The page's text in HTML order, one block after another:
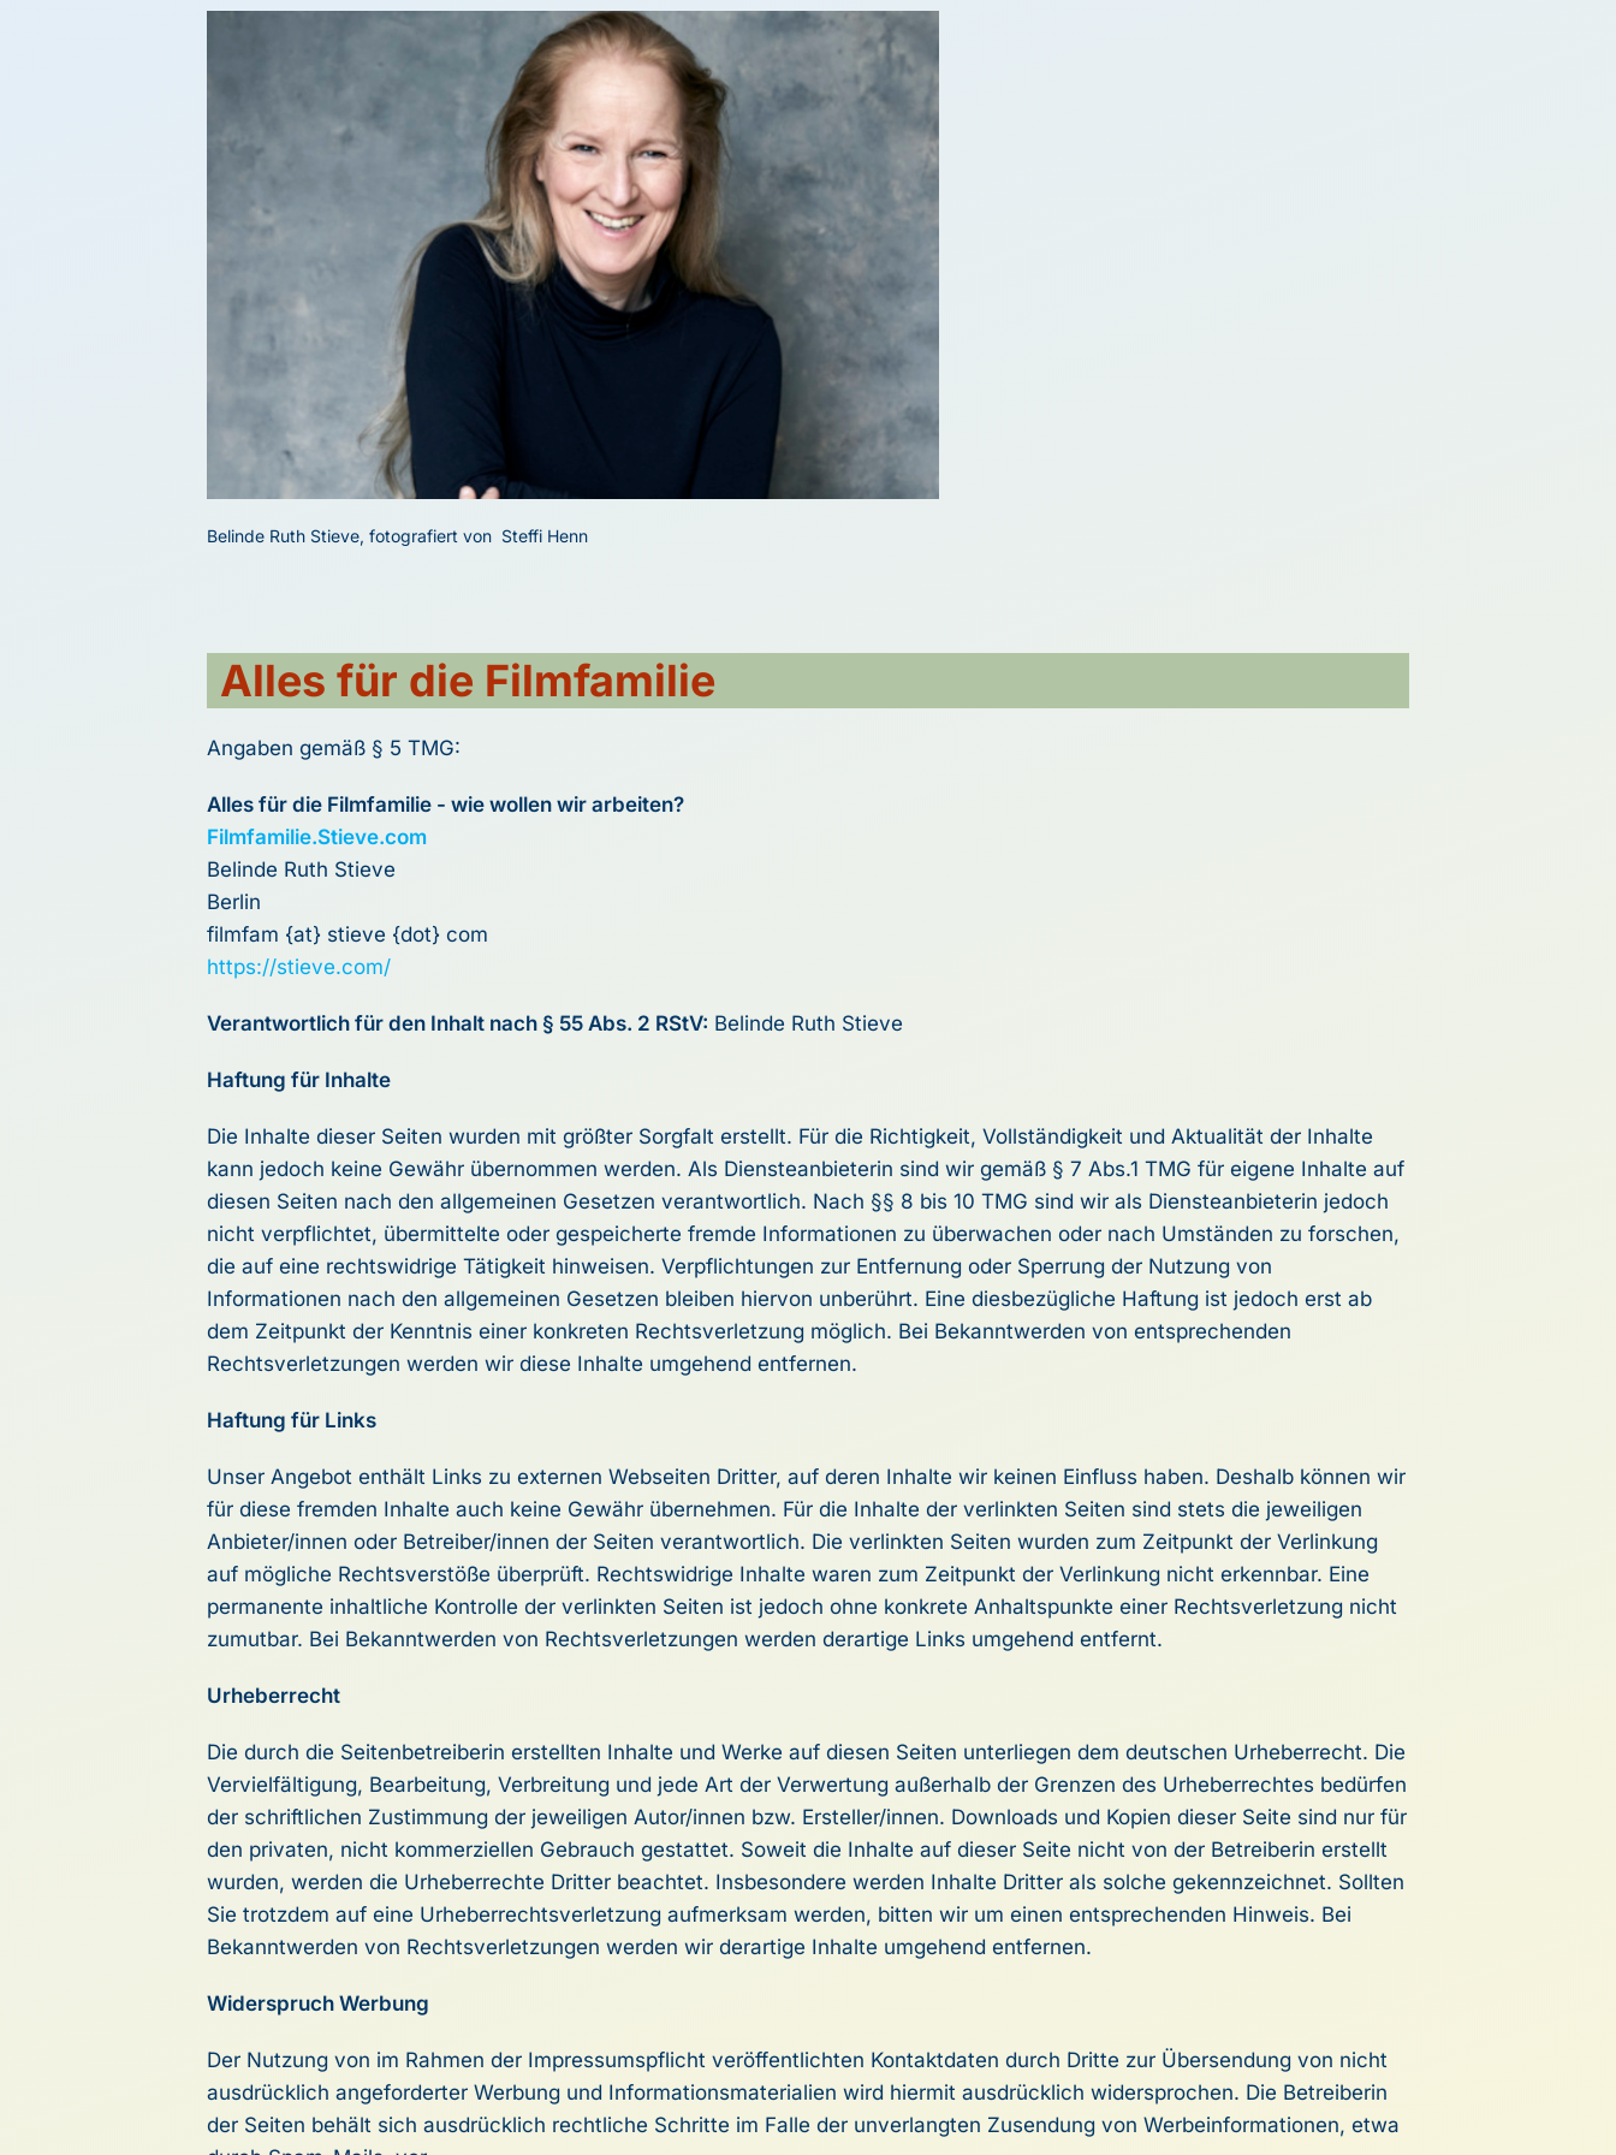
Belinde Ruth Stieve, fotografiert von Steffi Henn
Alles für die Filmfamilie
Angaben gemäß § 5 TMG:
Alles für die Filmfamilie - wie wollen wir arbeiten?
Filmfamilie.Stieve.com
Belinde Ruth Stieve
Berlin
filmfam {at} stieve {dot} com
https://stieve.com/
Verantwortlich für den Inhalt nach § 55 Abs. 2 RStV: Belinde Ruth Stieve
Haftung für Inhalte
Die Inhalte dieser Seiten wurden mit größter Sorgfalt erstellt. Für die Richtigkeit, Vollständigkeit und Aktualität der Inhalte
kann jedoch keine Gewähr übernommen werden. Als Diensteanbieterin sind wir gemäß § 7 Abs.1 TMG für eigene Inhalte auf
diesen Seiten nach den allgemeinen Gesetzen verantwortlich. Nach §§ 8 bis 10 TMG sind wir als Diensteanbieterin jedoch
nicht verpflichtet, übermittelte oder gespeicherte fremde Informationen zu überwachen oder nach Umständen zu forschen,
die auf eine rechtswidrige Tätigkeit hinweisen. Verpflichtungen zur Entfernung oder Sperrung der Nutzung von
Informationen nach den allgemeinen Gesetzen bleiben hiervon unberührt. Eine diesbezügliche Haftung ist jedoch erst ab
dem Zeitpunkt der Kenntnis einer konkreten Rechtsverletzung möglich. Bei Bekanntwerden von entsprechenden
Rechtsverletzungen werden wir diese Inhalte umgehend entfernen.
Haftung für Links
Unser Angebot enthält Links zu externen Webseiten Dritter, auf deren Inhalte wir keinen Einfluss haben. Deshalb können wir
für diese fremden Inhalte auch keine Gewähr übernehmen. Für die Inhalte der verlinkten Seiten sind stets die jeweiligen
Anbieter/innen oder Betreiber/innen der Seiten verantwortlich. Die verlinkten Seiten wurden zum Zeitpunkt der Verlinkung
auf mögliche Rechtsverstöße überprüft. Rechtswidrige Inhalte waren zum Zeitpunkt der Verlinkung nicht erkennbar. Eine
permanente inhaltliche Kontrolle der verlinkten Seiten ist jedoch ohne konkrete Anhaltspunkte einer Rechtsverletzung nicht
zumutbar. Bei Bekanntwerden von Rechtsverletzungen werden derartige Links umgehend entfernt.
Urheberrecht
Die durch die Seitenbetreiberin erstellten Inhalte und Werke auf diesen Seiten unterliegen dem deutschen Urheberrecht. Die
Vervielfältigung, Bearbeitung, Verbreitung und jede Art der Verwertung außerhalb der Grenzen des Urheberrechtes bedürfen
der schriftlichen Zustimmung der jeweiligen Autor/innen bzw. Ersteller/innen. Downloads und Kopien dieser Seite sind nur für
den privaten, nicht kommerziellen Gebrauch gestattet. Soweit die Inhalte auf dieser Seite nicht von der Betreiberin erstellt
wurden, werden die Urheberrechte Dritter beachtet. Insbesondere werden Inhalte Dritter als solche gekennzeichnet. Sollten
Sie trotzdem auf eine Urheberrechtsverletzung aufmerksam werden, bitten wir um einen entsprechenden Hinweis. Bei
Bekanntwerden von Rechtsverletzungen werden wir derartige Inhalte umgehend entfernen.
Widerspruch Werbung
Der Nutzung von im Rahmen der Impressumspflicht veröffentlichten Kontaktdaten durch Dritte zur Übersendung von nicht
ausdrücklich angeforderter Werbung und Informationsmaterialien wird hiermit ausdrücklich widersprochen. Die Betreiberin
der Seiten behält sich ausdrücklich rechtliche Schritte im Falle der unverlangten Zusendung von Werbeinformationen, etwa